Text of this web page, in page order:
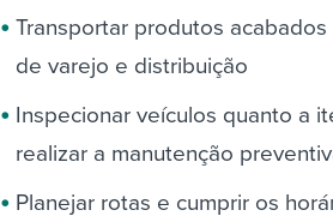
Transportar produtos
de varejo e distribuição
Inspecionar veículos quanto a
realizar a manutenção
Planejar rotas e cumprir os